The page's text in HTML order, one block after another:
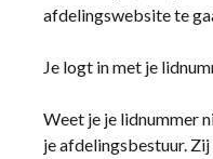
afdelingswebsite te
Je logt in met je
Weet je je lidnummer
je afdelingsbestuur.